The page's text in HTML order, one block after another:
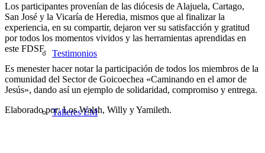
Testimonios
Talleres EM
Los participantes provenían de las diócesis de Alajuela, Cartago,
San José y la Vicaría de Heredia, mismos que al finalizar la
experiencia, en su compartir, dejaron ver su satisfacción y gratitud
por todos los momentos vividos y las herramientas aprendidas en
este FDSF.
Es menester hacer notar la participación de todos los miembros de la
comunidad del Sector de Goicoechea «Caminando en el amor de
Jesús», dando así un ejemplo de solidaridad, compromiso y entrega.
Elaborado por: Los Walsh, Willy y Yamileth.